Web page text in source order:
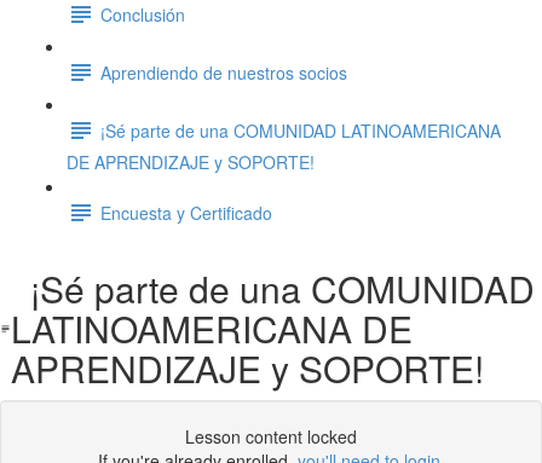
Conclusión
Aprendiendo de nuestros socios
¡Sé parte de una COMUNIDAD LATINOAMERICANA
DE APRENDIZAJE y SOPORTE!
Encuesta y Certificado
¡Sé parte de una COMUNIDAD
LATINOAMERICANA DE
APRENDIZAJE y SOPORTE!
Lesson content locked